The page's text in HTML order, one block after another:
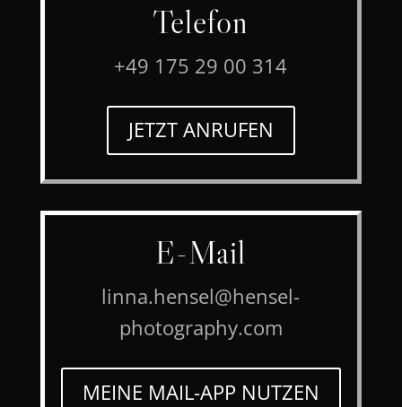
Telefon
+49 175 29 00 314
JETZT ANRUFEN
E-Mail
linna.hensel@hensel-
photography.com
MEINE MAIL-APP NUTZEN